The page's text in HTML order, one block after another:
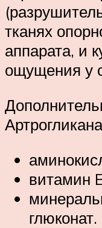
тканях
аппарата, и
ощущения у
витамин
глюконат.